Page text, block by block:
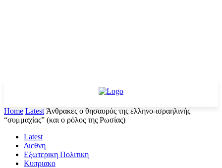
Home Latest Άνθρακες ο θησαυρός της ελληνο-ισραηλινής
“συμμαχίας” (και ο ρόλος της Ρωσίας)
Latest
Διεθνη
Εξωτερικη Πολιτικη
Κυπριακο